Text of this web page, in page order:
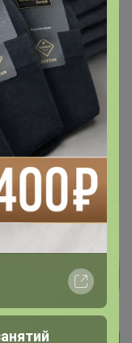
и премиум
футболки!